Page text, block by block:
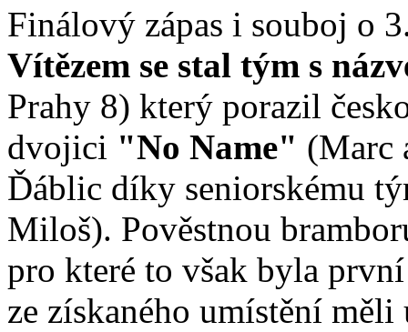
Finálový zápas i souboj o
Vítězem se stal tým s
Prahy 8) který porazil
dvojici "No Name" (Marc
Ďáblic díky seniorskému
Miloš). Pověstnou
pro které to však byla
ze získaného umístění